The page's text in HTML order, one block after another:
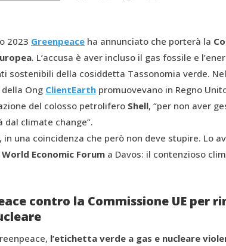
2023 Greenpeace ha annunciato che porterà la
. L’accusa è aver incluso il gas fossile e
sostenibili della cosiddetta Tassonomia verde.
Ong ClientEarth promuovevano in Regno
del colosso petrolifero Shell, “per non aver
dal climate change”.
in una coincidenza che però non deve stupire. Lo
World Economic Forum a Davos: il contenzioso
contro la Commissione UE per
l’etichetta verde a gas e nucleare